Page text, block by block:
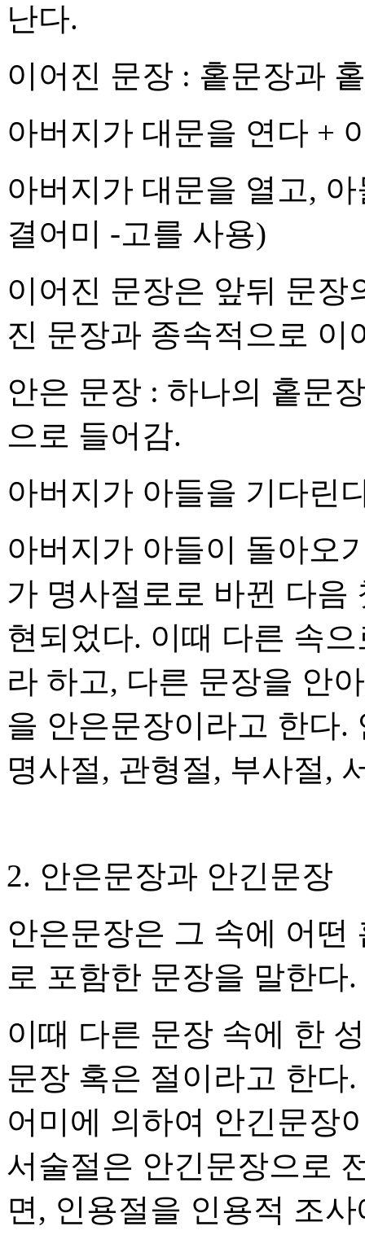
난다.
이어진 문장 : 홑문장과
아버지가 대문을 연다 +
아버지가 대문을 열고,
결어미 -고를 사용)
이어진 문장은 앞뒤 문장
진 문장과 종속적으로 이
안은 문장 : 하나의 홑문
으로 들어감.
아버지가 아들을 기다린
아버지가 아들이 돌아오
가 명사절로로 바뀐 다음
현되었다. 이때 다른 속
라 하고, 다른 문장을 안
을 안은문장이라고 한다.
명사절, 관형절, 부사절,
2. 안은문장과 안긴문장
안은문장은 그 속에 어
로 포함한 문장을 말한다.
이때 다른 문장 속에 한
문장 혹은 절이라고 한다
어미에 의하여 안긴문장
서술절은 안긴문장으로
면, 인용절을 인용적 조